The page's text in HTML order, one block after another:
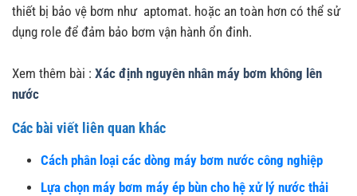
thiết bị bảo vệ bơm như aptomat. hoặc an toàn hơn có thể sử
dụng role để đảm bảo bơm vận hành ổn đinh.
Xem thêm bài : Xác định nguyên nhân máy bơm không lên
nước
Các bài viết liên quan khác
Cách phân loại các dòng máy bơm nước công nghiệp
Lựa chọn máy bơm máy ép bùn cho hệ xử lý nước thải